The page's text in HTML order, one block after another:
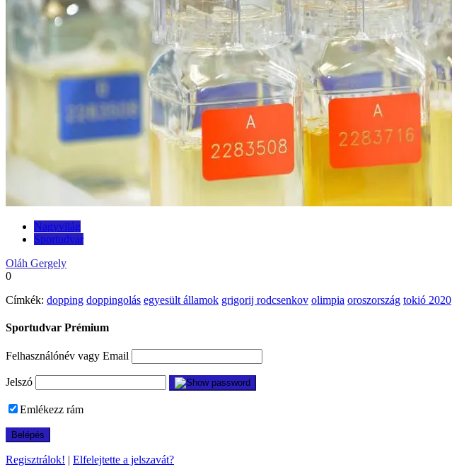
Nagyvilág
Sportudvar
Oláh Gergely
0
Címkék: dopping doppingolás egyesült államok grigorij rodcsenkov olimpia oroszország tokió 2020
Sportudvar Prémium
Felhasználónév vagy Email
Jelszó
Emlékezz rám
Regisztrálok! | Elfelejtette a jelszavát?